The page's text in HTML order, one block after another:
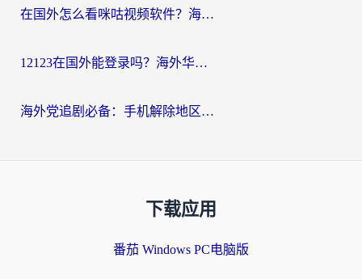
在国外怎么看咪咕视频软件？海外党亲测有效的回国加速方案
12123在国外能登录吗？海外华人必看的回国加速实用指南
海外党追剧必备：手机解除地区限制app怎么选？解决央视视频&国内剧地区限制全指南
下载应用
番茄 Windows PC电脑版